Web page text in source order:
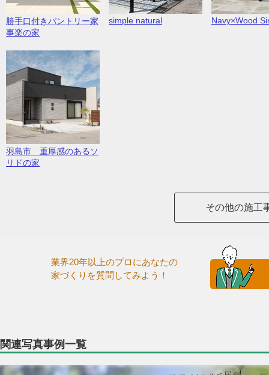
勝手口付きパントリー家
事楽の家
simple natural Navy×Wood
羽島市 重厚感のあるソ
リドの家
その他の施工
業界20年以上のプロにあなたの
家づくりを質問してみよう！
関連写真事例一覧